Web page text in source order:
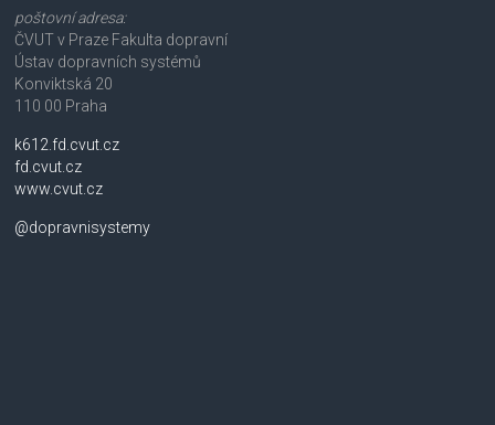
poštovní adresa:
ČVUT v Praze Fakulta dopravní
Ústav dopravních systémů
Konviktská 20
110 00 Praha
k612.fd.cvut.cz
fd.cvut.cz
www.cvut.cz
@dopravnisystemy